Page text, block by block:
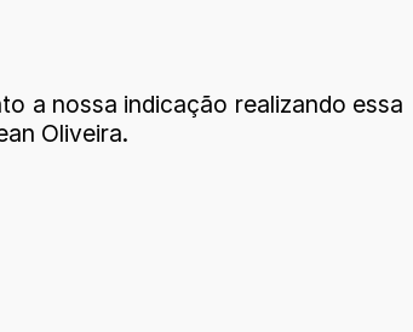
a nossa indicação realizando essa
Oliveira.